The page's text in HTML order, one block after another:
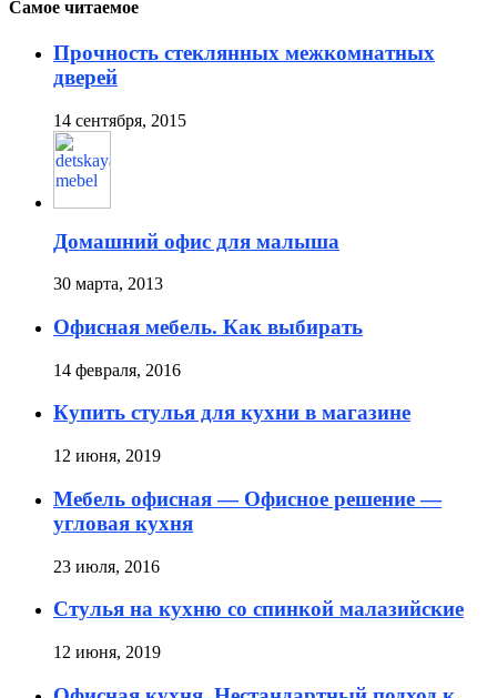
Самое читаемое
Прочность стеклянных межкомнатных
дверей
14 сентября, 2015
Домашний офис для малыша
30 марта, 2013
Офисная мебель. Как выбирать
14 февраля, 2016
Купить стулья для кухни в магазине
12 июня, 2019
Мебель офисная — Офисное решение —
угловая кухня
23 июля, 2016
Стулья на кухню со спинкой малазийские
12 июня, 2019